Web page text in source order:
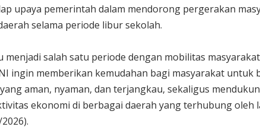
upaya pemerintah dalam mendorong pergerakan
selama periode libur sekolah.
salah satu periode dengan mobilitas
ingin memberikan kemudahan bagi masyarakat untuk
aman, nyaman, dan terjangkau, sekaligus
ekonomi di berbagai daerah yang terhubung oleh